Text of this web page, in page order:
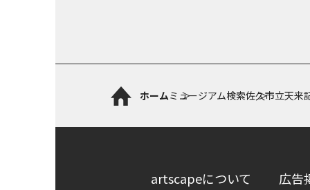
ホームミュージアム検索佐久市立天来
artscapeについて 広告